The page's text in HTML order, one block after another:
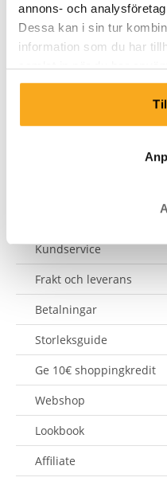
annons- och
Dessa kan i sin tur
information som du har
samlat in när du har
Vi finns här för att hjälpa
chattbot för att få ett
oss", välj din
kan också nå oss på
efter att svara på din
73 303 41 75
Skicka
Kundservice
Frakt och leverans
Betalningar
Storleksguide
Ge 10€ shoppingkredit
Webshop
Lookbook
Affiliate